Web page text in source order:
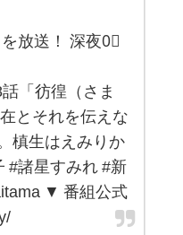
放送！ 深夜0⃣
「彷徨（さま
とそれを伝えな
槙生はえみりか
#諸星すみれ #新
▼ 番組公式